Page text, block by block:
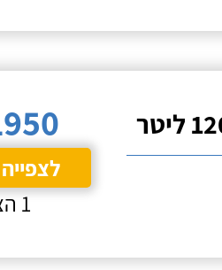
1 הצעות מחיר